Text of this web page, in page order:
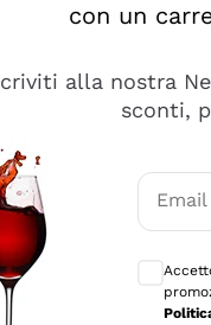
diversi e
con un
alla nostra
sconti,
Email